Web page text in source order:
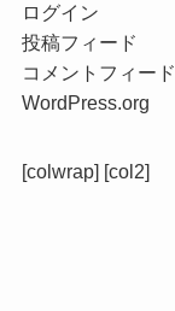
ログイン
投稿フィード
コメントフィード
WordPress.org
[colwrap] [col2]